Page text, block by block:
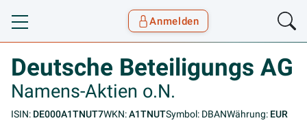
Toggle navigation
Anmelden
Deutsche Beteiligungs AG
Namens-Aktien o.N.
ISIN: DE000A1TNUT7WKN:A1TNUTSymbol: DBANWährung: EUR